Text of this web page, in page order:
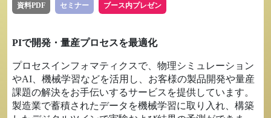
資料PDF セミナー ブース内プレゼン
PIで開発・量産プロセスを最適化
プロセスインフォマティクスで、物理シミュレーション
やAI、機械学習などを活用し、お客様の製品開発や量産
課題の解決をお手伝いするサービスを提供しています。
製造業で蓄積されたデータを機械学習に取り入れ、構築